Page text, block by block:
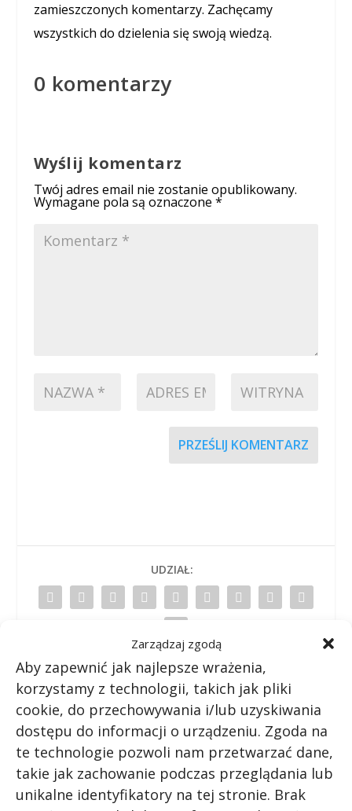
Zarządzaj zgodą
Aby zapewnić jak najlepsze wrażenia,
korzystamy z technologii, takich jak pliki
cookie, do przechowywania i/lub uzyskiwania
dostępu do informacji o urządzeniu. Zgoda na
te technologie pozwoli nam przetwarzać dane,
takie jak zachowanie podczas przeglądania lub
unikalne identyfikatory na tej stronie. Brak
zamieszczonych komentarzy. Zachęcamy
wszystkich do dzielenia się swoją wiedzą.
0 komentarzy
Wyślij komentarz
Twój adres email nie zostanie opublikowany.
Wymagane pola są oznaczone *
PRZEŚLIJ KOMENTARZ
UDZIAŁ:
POPRZEDNI
Jaka jest średnia roczna
temperatura w Brunei?
NASTĘPNY
Ile wysp na terytorium
Seszeli jest
zamieszkałych?